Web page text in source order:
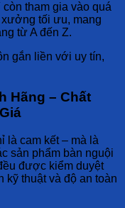
còn tham gia vào quá
tối ưu, mang
từ A đến Z.
gắn liền với uy tín,
Hãng – Chất
là cam kết – mà là
sản phẩm bàn nguội
được kiểm duyệt
kỹ thuật và độ an toàn